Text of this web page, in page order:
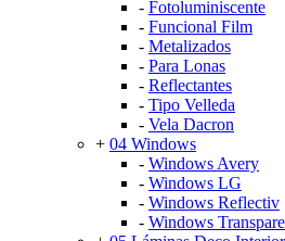
- Fotoluminiscente
- Funcional Film
- Metalizados
- Para Lonas
- Reflectantes
- Tipo Velleda
- Vela Dacron
+ 04 Windows
- Windows Avery
- Windows LG
- Windows Reflectiv
- Windows